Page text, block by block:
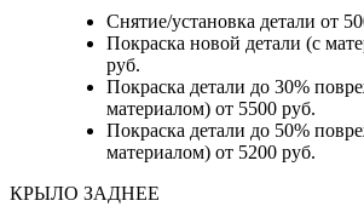
Снятие/установка детали от
Покраска новой детали (с
руб.
Покраска детали до 30%
материалом) от 5500 руб.
Покраска детали до 50%
материалом) от 5200 руб.
КРЫЛО ЗАДНЕЕ